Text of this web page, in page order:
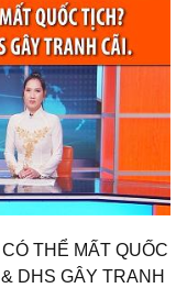
THỂ MẤT QUỐC
DHS GÂY TRANH